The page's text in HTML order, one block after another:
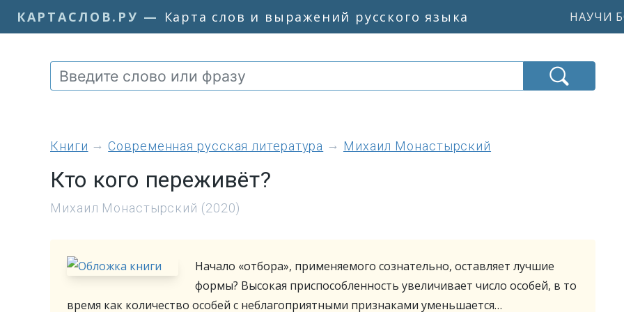
КАРТАСЛОВ.РУ — Карта слов и выражений русского языка НАУЧИ
книги Современная русская литература Михаил Монастырский
Кто кого переживёт?
Михаил Монастырский (2020)
Начало «отбора», применяемого сознательно, оставляет лучшие
формы? Высокая приспособленность увеличивает число особей, в то
время как количество особей с неблагоприятными признаками уменьшается…